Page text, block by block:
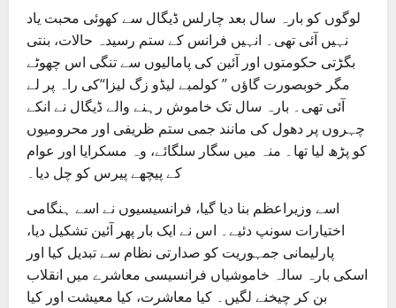
لوگوں کو بارہ سال بعد چارلس ڈیگال سے کھوئی محبت یاد
نہیں آئی تھی۔ انہیں فرانس کے ستم رسیدہ حالات، بنتی
بگڑتی حکومتوں اور آئین کی پامالیوں سے تنگی اس چھوٹے
مگر خوبصورت گاؤں ’’ کولمبے لیڈو زگ لیزا‘‘کی راہ پر لے
آئی تھی۔ بارہ سال تک خاموش رہنے والے ڈیگال نے انکے
چہروں پر دھول کی مانند جمی ستم ظریفی اور محرومیوں
کو پڑھ لیا تھا۔ منہ میں سگار سلگائے، وہ مسکرایا اور عوام
کے پیچھے پیرس کو چل دیا۔
اسے وزیراعظم بنا دیا گیا، فرانسیسیوں نے اسے ہنگامی
اختیارات سونپ دئیے۔ اس نے ایک بار پھر آئین تشکیل دیا،
پارلیمانی جمہوریت کو صدارتی نظام سے تبدیل کیا اور
اسکی بارہ سالہ خاموشیاں فرانسیسی معاشرے میں انقلاب
بن کر چیخنے لگیں۔ کیا معاشرت، کیا معیشت اور کیا